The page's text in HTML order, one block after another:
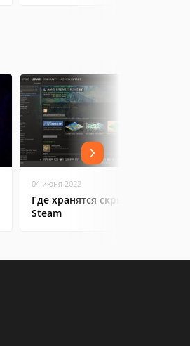
04 июня 2022
Где хранятся скриншоты в
Steam